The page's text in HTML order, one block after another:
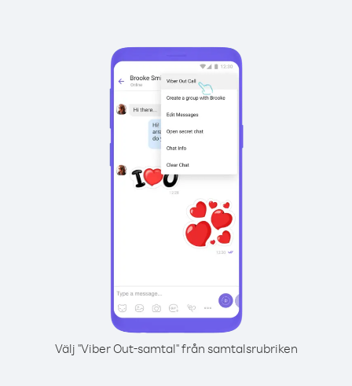
Välj "Viber Out-samtal" från samtalsrubriken